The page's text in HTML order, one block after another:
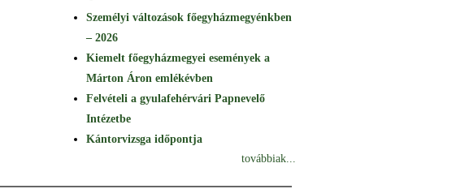
Személyi változások főegyházmegyénkben
– 2026
Kiemelt főegyházmegyei események a
Márton Áron emlékévben
Felvételi a gyulafehérvári Papnevelő
Intézetbe
Kántorvizsga időpontja
továbbiak...